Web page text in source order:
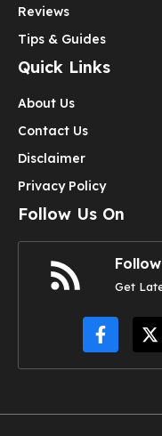
Reviews
Tips & Guides
Quick Links
About Us
Contact Us
Disclaimer
Privacy Policy
Follow Us On
Get